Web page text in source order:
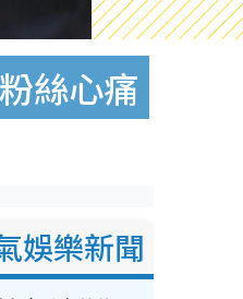
絲心痛
娛樂新聞